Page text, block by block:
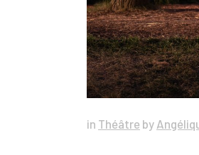
in Théâtre by